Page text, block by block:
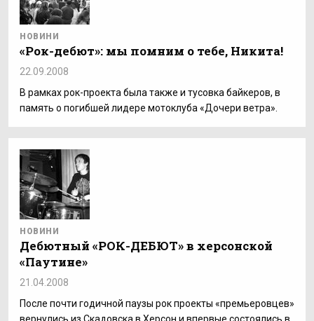
НОВИНИ
«Рок-дебют»: мы помним о тебе, Никита!
22.09.2008
В рамках рок-проекта была также и тусовка байкеров, в
память о погибшей лидере мотоклуба «Дочери ветра».
НОВИНИ
Дебютный «РОК-ДЕБЮТ» в херсонской
«Паутине»
21.04.2008
После почти годичной паузы рок проекты «премьеровцев»